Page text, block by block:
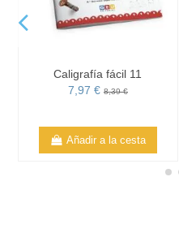
Caligrafía fácil 11
7,97 € 8,39 €
Añadir a la cesta